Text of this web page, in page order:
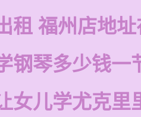
租 福州店地
钢琴多少钱一
女儿学尤克里